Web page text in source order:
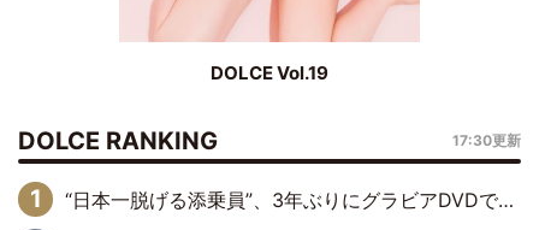
DOLCE Vol.19
DOLCE RANKING 17:30更新
“日本一脱げる添乗員”、3年ぶりにグラビアDVDで復活 31歳の艶やかな表情がさえわたる